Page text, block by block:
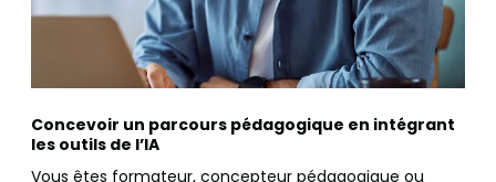
Concevoir un parcours pédagogique en intégrant
les outils de l’IA
Vous êtes formateur, concepteur pédagogique ou